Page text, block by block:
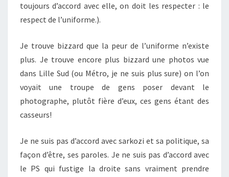
toujours d’accord avec elle, on doit les respecter : le
respect de l’uniforme.).
Je trouve bizzard que la peur de l’uniforme n’existe
plus. Je trouve encore plus bizzard une photos vue
dans Lille Sud (ou Métro, je ne suis plus sure) on l’on
voyait une troupe de gens poser devant le
photographe, plutôt fière d’eux, ces gens étant des
casseurs!
Je ne suis pas d’accord avec sarkozi et sa politique, sa
façon d’être, ses paroles. Je ne suis pas d’accord avec
le PS qui fustige la droite sans vraiment prendre